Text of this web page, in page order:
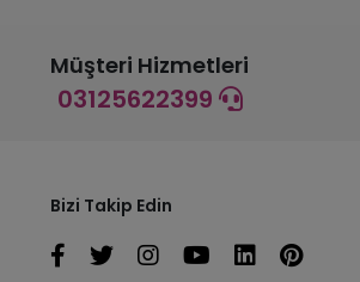
Müşteri Hizmetleri
03125622399
Bizi Takip Edin